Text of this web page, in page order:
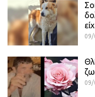
09/
09/